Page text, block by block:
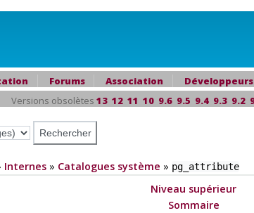
Forums Association Développeurs
Versions obsolètes 13 12 11 10 9.6 9.5 9.4 9.3 9.2
Internes » Catalogues système » pg_attribute
Niveau supérieur
Sommaire